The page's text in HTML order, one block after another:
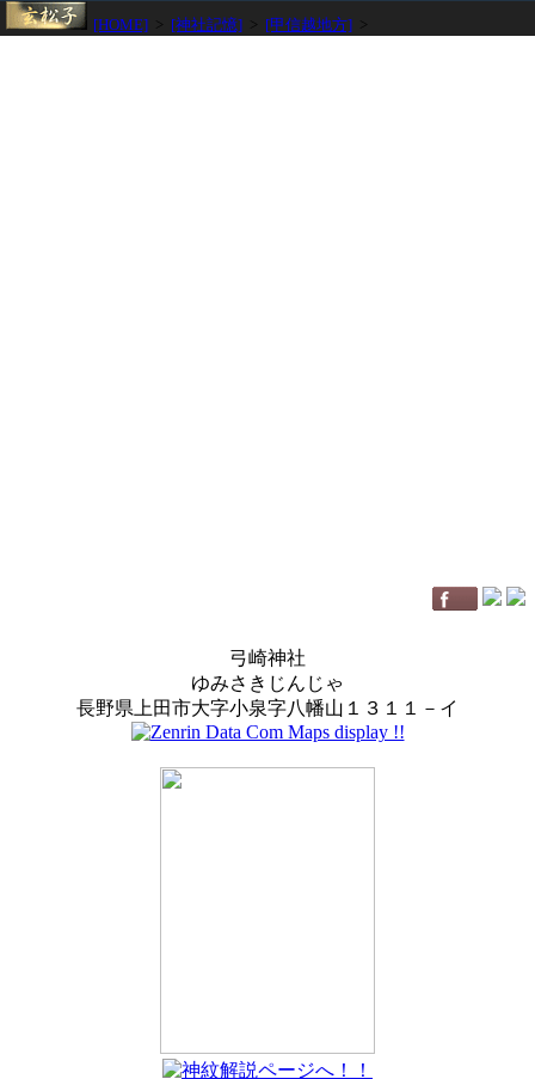
[HOME] [神社記憶] [甲信越地方]
弓崎神社
ゆみさきじんじゃ
長野県上田市大字小泉字八幡山１３１１－イ